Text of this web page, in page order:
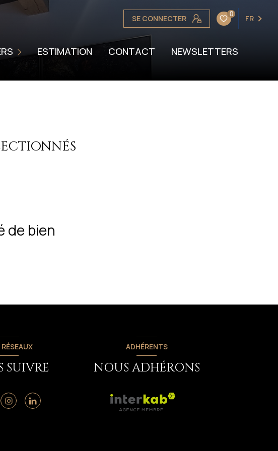
SE CONNECTER 0 FR
BIEN EN LOCATION
ESTIMATION CONTACT NEWSLETTERS
de bien
SUIVRE
ADHÉRENTS
NOUS ADHÉRONS